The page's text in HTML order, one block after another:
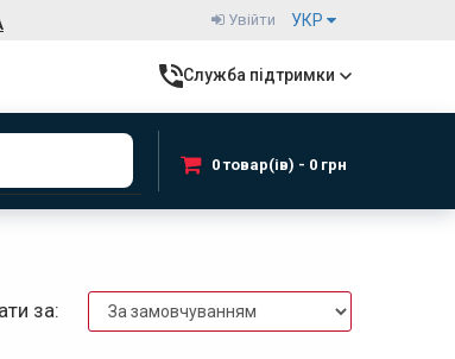
УКР
Увійти
Служба підтримки
0 товар(ів) - 0 грн
за: